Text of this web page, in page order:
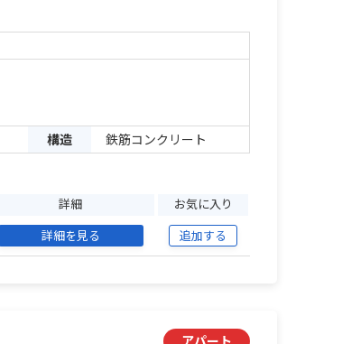
構造 鉄筋コンクリート
詳細 お気に入り
詳細を見る 追加する
アパート